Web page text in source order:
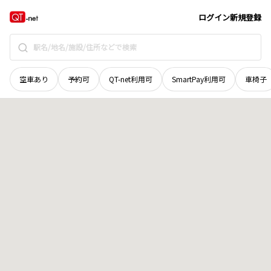
ログイン新規登録
空車あり 予約可 QT-net利用可 SmartPay利用可 車椅子
山梨県